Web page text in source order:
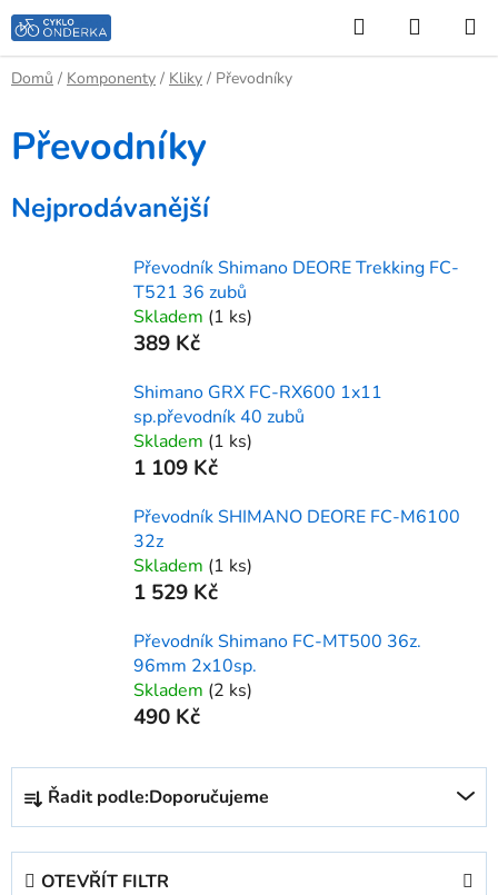
Přejít
na
obsah
Hledat
KOŠÍK
Domů / Komponenty / Kliky / Převodníky
Převodníky
Nejprodávanější
Převodník Shimano DEORE Trekking FC-
T521 36 zubů
Skladem (1 ks)
389 Kč
Shimano GRX FC-RX600 1x11
sp.převodník 40 zubů
Skladem (1 ks)
1 109 Kč
Převodník SHIMANO DEORE FC-M6100
32z
Skladem (1 ks)
1 529 Kč
Převodník Shimano FC-MT500 36z.
96mm 2x10sp.
Skladem (2 ks)
490 Kč
Ř
z
Řadit podle:Doporučujeme
OTEVŘÍT FILTR